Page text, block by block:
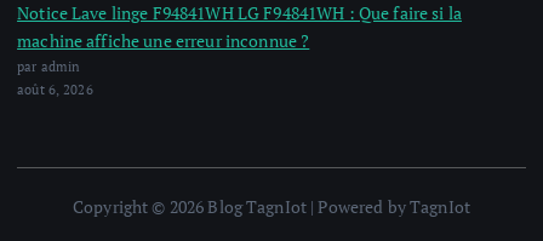
Notice Lave linge F94841WH LG F94841WH : Que faire si la
machine affiche une erreur inconnue ?
par admin
août 6, 2026
Copyright © 2026 Blog TagnIot | Powered by TagnIot